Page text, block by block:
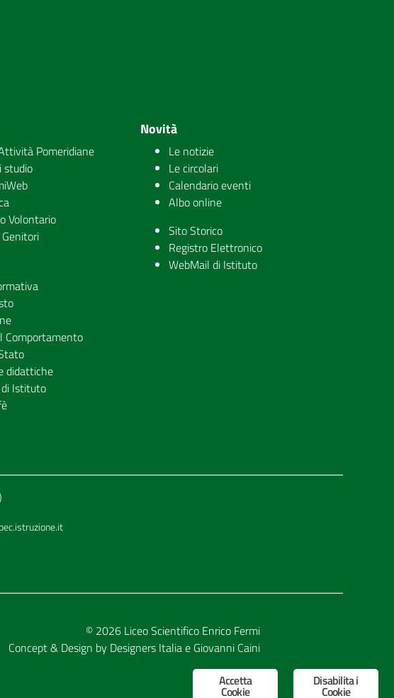
Pomeridiane
studio
Volontario
Comportamento
didattiche
Istituto
Novità
Le notizie
Le circolari
Calendario eventi
Albo online
Sito Storico
Registro Elettronico
WebMail di Istituto
© 2026 Liceo Scientifico Enrico Fermi
Concept & Design by Designers Italiae Giovanni Caini
Disabilita i
Cookie
Accetta
Cookie